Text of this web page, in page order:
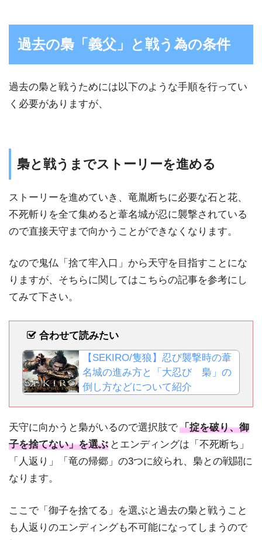
過去の梟「義父」と戦う為の条件
過去の梟と戦うためには以下のような手順を行ってい
く必要がありますが、
梟と戦うまでストーリーを進める
ストーリーを進めていき、竜胤断ちに必要な石と花、
不死斬りを全て集めると葦名城が忍に襲撃されている
ので直接天守まで向かうことができなくなります。
なので鬼仏「捨て牢入口」から天守を目指すことにな
りますが、そちらに関してはこちらの記事を参考にし
てみて下さい。
合わせて読みたい
【SEKIRO/隻狼】忍び襲撃時の葦
名城の進み方と「大忍び 梟」の
倒し方などについて紹介
天守に向かうと梟がいるので選択肢で「掟を破り、御
子を捨てない」を選ぶ とエンディングは「不死断ち」
「人返り」「竜の帰郷」の3つに絞られ、梟との戦闘に
なります。
ここで「御子を捨てる」を選ぶと過去の梟と戦うこと
も人返りのエンディングも不可能になってしまうので